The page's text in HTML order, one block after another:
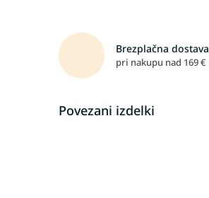
Brezplačna dostava
pri nakupu nad 169 €
Povezani izdelki